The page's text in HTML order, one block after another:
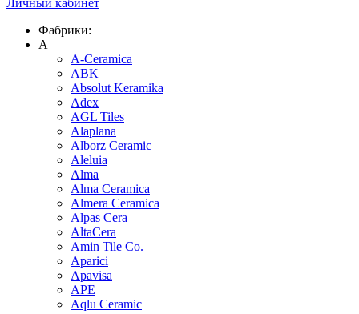
Фабрики:
A
A-Ceramica
ABK
Absolut Keramika
Adex
AGL Tiles
Alaplana
Alborz Ceramic
Aleluia
Alma
Alma Ceramica
Almera Ceramica
Alpas Cera
AltaCera
Amin Tile Co.
Aparici
Apavisa
APE
Aqlu Ceramic